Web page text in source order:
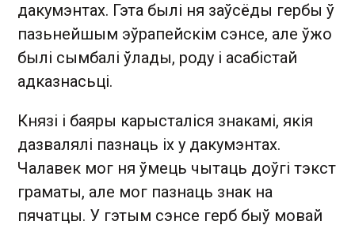
дакумэнтах. Гэта былі ня заўсёды гербы ў
пазьнейшым эўрапейскім сэнсе, але ўжо
былі сымбалі ўлады, роду і асабістай
адказнасьці.
Князі і баяры карысталіся знакамі, якія
дазвалялі пазнаць іх у дакумэнтах.
Чалавек мог ня ўмець чытаць доўгі тэкст
граматы, але мог пазнаць знак на
пячатцы. У гэтым сэнсе герб быў мовай